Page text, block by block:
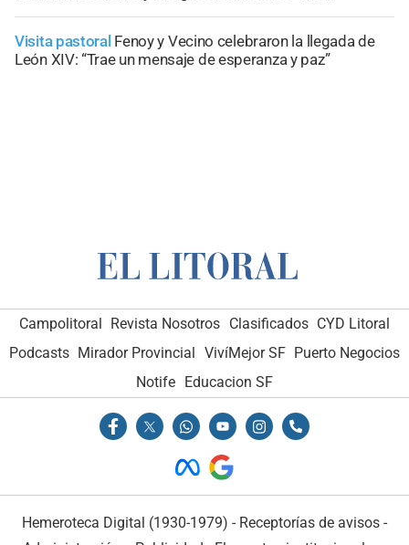
Visita pastoral Fenoy y Vecino celebraron la llegada de
León XIV: “Trae un mensaje de esperanza y paz”
Campolitoral Revista Nosotros Clasificados CYD Litoral
Podcasts Mirador Provincial VivíMejor SF Puerto Negocios
Notife Educacion SF
Hemeroteca Digital (1930-1979) - Receptorías de avisos -